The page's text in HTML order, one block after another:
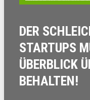
DER
STARTUPS
ÜBERBLICK
BEHALTEN!